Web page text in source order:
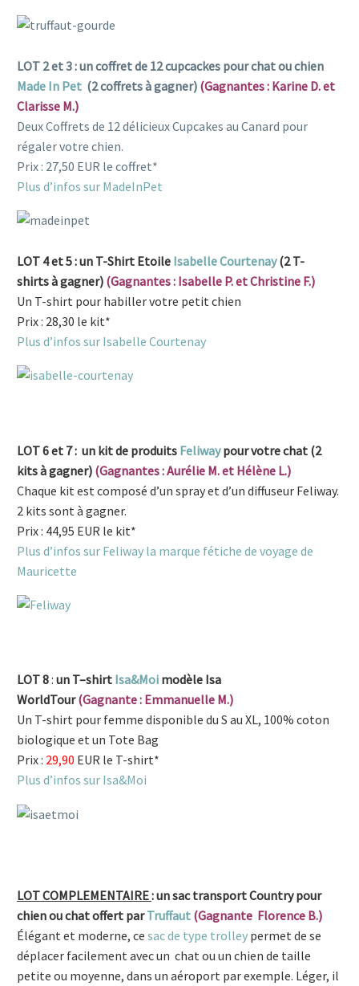
LOT 2 et 3 : un coffret de 12 cupcackes pour chat ou chien
Made In Pet (2 coffrets à gagner) (Gagnantes : Karine D. et
Clarisse M.)
Deux Coffrets de 12 délicieux Cupcakes au Canard pour
régaler votre chien.
Prix : 27,50 EUR le coffret*
Plus d’infos sur MadeInPet
LOT 4 et 5 : un T-Shirt Etoile Isabelle Courtenay(2 T-
shirts à gagner) (Gagnantes : Isabelle P. et Christine F.)
Un T-shirt pour habiller votre petit chien
Prix : 28,30 le kit*
Plus d’infos sur Isabelle Courtenay
LOT 6 et 7 : un kit de produits Feliwaypour votre chat (2
kits à gagner) (Gagnantes : Aurélie M. et Hélène L.)
Chaque kit est composé d’un spray et d’un diffuseur Feliway.
2 kits sont à gagner.
Prix : 44,95 EUR le kit*
Plus d’infos sur Feliway la marque fétiche de voyage de
Mauricette
LOT 8: un T–shirt Isa&Moi modèle Isa
WorldTour(Gagnante : Emmanuelle M.)
Un T-shirt pour femme disponible du S au XL, 100% coton
biologique et un Tote Bag
Prix : 29,90 EUR le T-shirt*
Plus d’infos sur Isa&Moi
LOT COMPLEMENTAIRE: un sac transport Country pour
chien ou chat offert parTruffaut (Gagnante Florence B.)
Élégant et moderne, ce sac de type trolley permet de se
déplacer facilement avec un chat ou un chien de taille
petite ou moyenne, dans un aéroport par exemple. Léger, il